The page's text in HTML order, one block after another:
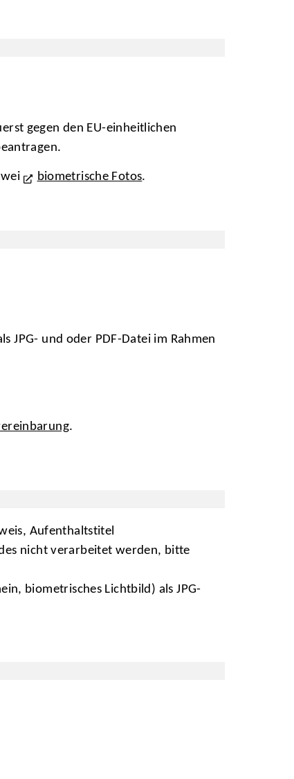
gegen den EU-einheitlichen
biometrische Fotos.
JPG- und oder PDF-Datei im Rahmen
.
Aufenthaltstitel
nicht verarbeitet werden, bitte
biometrisches Lichtbild) als JPG-